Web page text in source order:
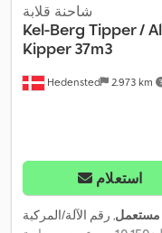
Hedensted 2.973 km
شاحنة قلابة
Kel-Berg Tipper /
Kipper 37m3
استعلام
مستعمل